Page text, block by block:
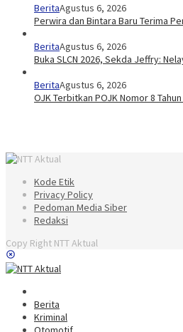
BeritaAgustus 6, 2026
Perwira dan Bintara Baru Terima
BeritaAgustus 6, 2026
Buka SLCN 2026, Sekda Jeffry:
BeritaAgustus 6, 2026
OJK Terbitkan POJK Nomor 8
Kode Etik
Privacy Policy
Pedoman Media Siber
Redaksi
Copy Right NTT Aktual
Berita
Kriminal